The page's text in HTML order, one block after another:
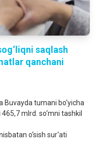
saqlash
qanchani
Buvayda tumani bo‘yicha
mlrd. so‘mni tashkil
o‘sish sur‘ati